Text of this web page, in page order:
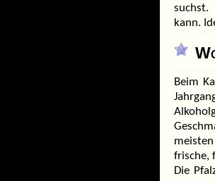
suchst.
kann.
Beim
frische,
Die